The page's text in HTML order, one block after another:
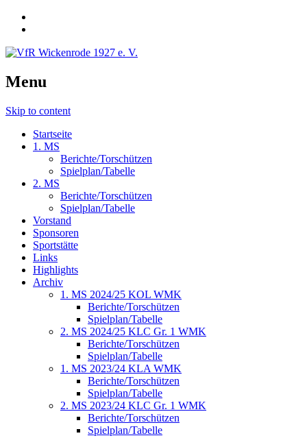
Menu
Skip to content
Startseite
1. MS
Berichte/Torschützen
Spielplan/Tabelle
2. MS
Berichte/Torschützen
Spielplan/Tabelle
Vorstand
Sponsoren
Sportstätte
Links
Highlights
Archiv
1. MS 2024/25 KOL WMK
Berichte/Torschützen
Spielplan/Tabelle
2. MS 2024/25 KLC Gr. 1 WMK
Berichte/Torschützen
Spielplan/Tabelle
1. MS 2023/24 KLA WMK
Berichte/Torschützen
Spielplan/Tabelle
2. MS 2023/24 KLC Gr. 1 WMK
Berichte/Torschützen
Spielplan/Tabelle